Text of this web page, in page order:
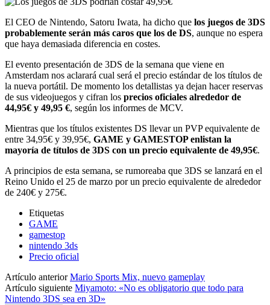
El CEO de Nintendo, Satoru Iwata, ha dicho que los juegos de 3DS
probablemente serán más caros que los de DS, aunque no espera
que haya demasiada diferencia en costes.
El evento presentación de 3DS de la semana que viene en
Amsterdam nos aclarará cual será el precio estándar de los títulos de
la nueva portátil. De momento los detallistas ya dejan hacer reservas
de sus videojuegos y cifran los precios oficiales alrededor de
44,95€ y 49,95 €, según los informes de MCV.
Mientras que los títulos existentes DS llevar un PVP equivalente de
entre 34,95€ y 39,95€, GAME y GAMESTOP enlistan la
mayoría de títulos de 3DS con un precio equivalente de 49,95€.
A principios de esta semana, se rumoreaba que 3DS se lanzará en el
Reino Unido el 25 de marzo por un precio equivalente de alrededor
de 240€ y 275€.
Etiquetas
GAME
gamestop
nintendo 3ds
Precio oficial
Artículo anterior Mario Sports Mix, nuevo gameplay
Artículo siguiente Miyamoto: «No es obligatorio que todo para
Nintendo 3DS sea en 3D»